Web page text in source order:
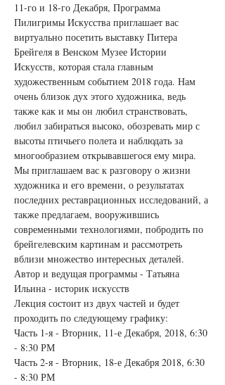
11-го и 18-го Декабря, Программа
Пилигримы Искусства приглашает вас
виртуально посетить выставку Питера
Брейгеля в Венском Музее Истории
Искусств, которая стала главным
художественным событием 2018 года. Нам
очень близок дух этого художника, ведь
также как и мы он любил странствовать,
любил забираться высоко, обозревать мир с
высоты птичьего полета и наблюдать за
многообразием открывавшегося ему мира.
Мы приглашаем вас к разговору о жизни
художника и его времени, о результатах
последних реставрационных исследований, а
также предлагаем, вооружившись
современными технологиями, побродить по
брейгелевским картинам и рассмотреть
вблизи множество интересных деталей.
Автор и ведущая программы - Татьяна
Ильина - историк искусств
Лекция состоит из двух частей и будет
проходить по следующему графику:
Часть 1-я - Вторник, 11-е Декабря, 2018, 6:30
- 8:30 РМ
Часть 2-я - Вторник, 18-е Декабря 2018, 6:30
- 8:30 РМ